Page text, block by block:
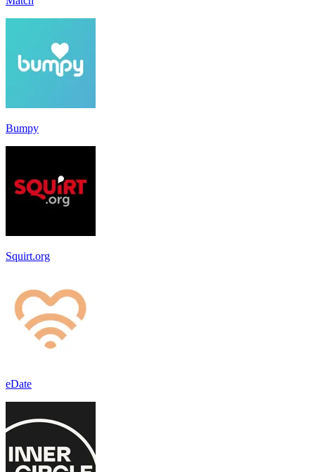
Bumpy
Squirt.org
eDate